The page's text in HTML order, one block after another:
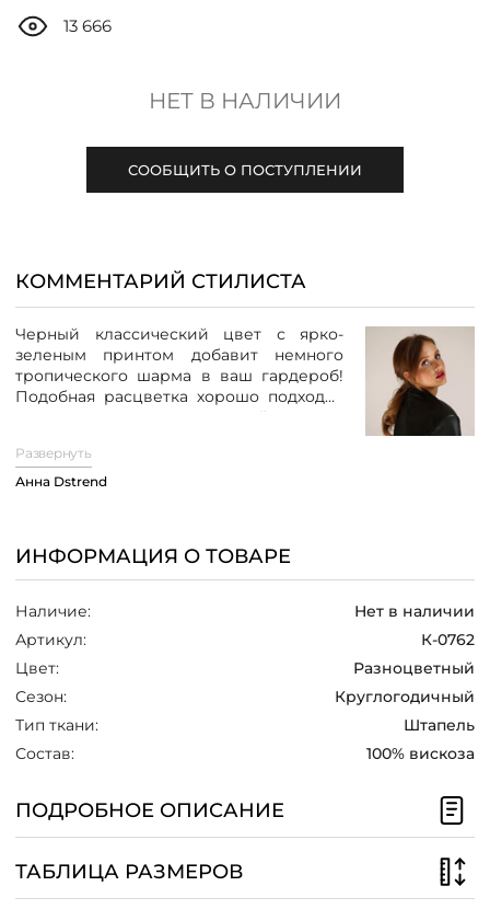
MANAGER@DSTREND.RU
ЗАКАЗАТЬ ЗВОНОК
13 666
НЕТ В НАЛИЧИИ
СООБЩИТЬ О ПОСТУПЛЕНИИ
КОММЕНТАРИЙ СТИЛИСТА
Черный классический цвет с ярко-
зеленым принтом добавит немного
тропического шарма в ваш гардероб!
Подобная расцветка хорошо подходит
для летнего периода. Легкий жакет с
создать женственный силуэт, а
свободные прямые брюки добавят
сезон. Этот костюм позволит вам
выглядеть модно и ярко, а также
подчеркнет вашу индивидуальность.
Развернуть
Анна Dstrend
ИНФОРМАЦИЯ О ТОВАРЕ
Наличие:
Нет в наличии
Артикул:
К-0762
Цвет:
Разноцветный
Сезон:
Круглогодичный
Тип ткани:
Штапель
Состав:
100% вискоза
ПОДРОБНОЕ ОПИСАНИЕ
ТАБЛИЦА РАЗМЕРОВ